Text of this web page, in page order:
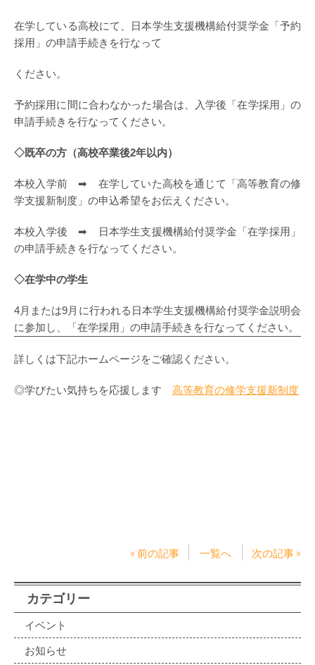
在学している高校にて、日本学生支援機構給付奨学金「予約
採用」の申請手続きを行なって
ください。
予約採用に間に合わなかった場合は、入学後「在学採用」の
申請手続きを行なってください。
◇既卒の方（高校卒業後2年以内）
本校入学前 ➡ 在学していた高校を通じて「高等教育の修
学支援新制度」の申込希望をお伝えください。
本校入学後 ➡ 日本学生支援機構給付奨学金「在学採用」
の申請手続きを行なってください。
◇在学中の学生
4月または9月に行われる日本学生支援機構給付奨学金説明会
に参加し、「在学採用」の申請手続きを行なってください。
詳しくは下記ホームページをご確認ください。
◎学びたい気持ちを応援します 高等教育の修学支援新制度
« 前の記事 一覧へ 次の記事 »
カテゴリー
イベント
お知らせ